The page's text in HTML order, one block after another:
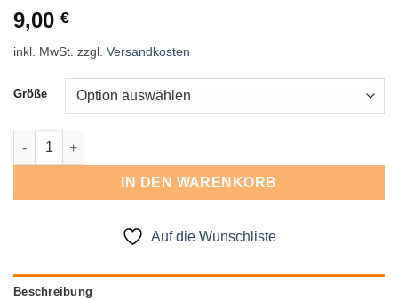
9,00 €
inkl. MwSt. zzgl. Versandkosten
Größe
Dreieckstuch Menge
IN DEN WARENKORB
Auf die Wunschliste
Beschreibung